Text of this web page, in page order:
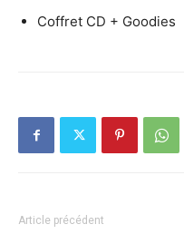
Coffret CD + Goodies
Article précédent